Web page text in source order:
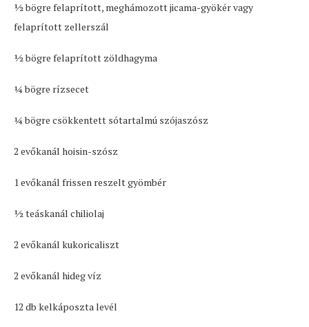
1⁄2 bögre felaprított, meghámozott jicama-gyökér vagy
felaprított zellerszál
1⁄2 bögre felaprított zöldhagyma
1⁄4 bögre rízsecet
1⁄4 bögre csökkentett sótartalmú szójaszósz
2 evőkanál hoisin-szósz
1 evőkanál frissen reszelt gyömbér
1⁄2 teáskanál chiliolaj
2 evőkanál kukoricaliszt
2 evőkanál hideg víz
12 db kelkáposzta levél